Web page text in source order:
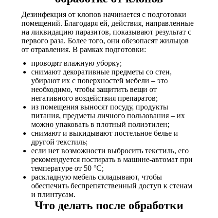
Дезинфекция от клопов начинается с подготовки
помещений. Благодаря ей, действия, направленные
на ликвидацию паразитов, показывают результат с
первого раза. Более того, они обезопасят жильцов
от отравления. В рамках подготовки:
проводят влажную уборку;
снимают декоративные предметы со стен,
убирают их с поверхностей мебели – это
необходимо, чтобы защитить вещи от
негативного воздействия препаратов;
из помещения выносят посуду, продукты
питания, предметы личного пользования – их
можно упаковать в плотный полиэтилен;
снимают и выкидывают постельное белье и
другой текстиль;
если нет возможности выбросить текстиль, его
рекомендуется постирать в машине-автомат при
температуре от 50 °C;
раскладную мебель складывают, чтобы
обеспечить беспрепятственный доступ к стенам
и плинтусам.
Что делать после обработки